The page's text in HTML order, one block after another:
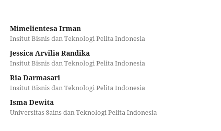
Mimelientesa Irman
Insitut Bisnis dan Teknologi Pelita Indonesia
Jessica Arvilia Randika
Insitut Bisnis dan Teknologi Pelita Indonesia
Ria Darmasari
Insitut Bisnis dan Teknologi Pelita Indonesia
Isma Dewita
Universitas Sains dan Teknologi Pelita Indonesia